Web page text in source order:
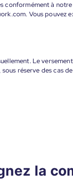
conformément à
Vous pouvez
Le
réserve des cas
la